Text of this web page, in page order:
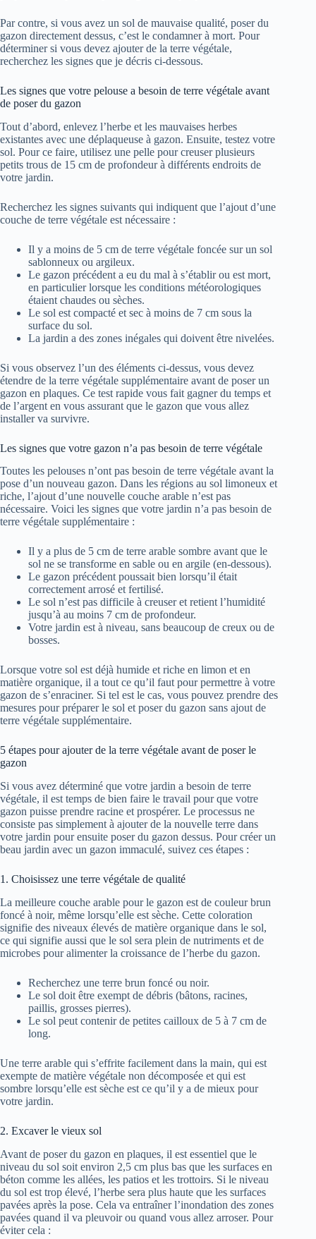
Par contre, si vous avez un sol de mauvaise qualité, poser du
gazon directement dessus, c’est le condamner à mort. Pour
déterminer si vous devez ajouter de la terre végétale,
recherchez les signes que je décris ci-dessous.
Les signes que votre pelouse a besoin de terre végétale avant
de poser du gazon
Tout d’abord, enlevez l’herbe et les mauvaises herbes
existantes avec une déplaqueuse à gazon. Ensuite, testez votre
sol. Pour ce faire, utilisez une pelle pour creuser plusieurs
petits trous de 15 cm de profondeur à différents endroits de
votre jardin.
Recherchez les signes suivants qui indiquent que l’ajout d’une
couche de terre végétale est nécessaire :
Il y a moins de 5 cm de terre végétale foncée sur un sol
sablonneux ou argileux.
Le gazon précédent a eu du mal à s’établir ou est mort,
en particulier lorsque les conditions météorologiques
étaient chaudes ou sèches.
Le sol est compacté et sec à moins de 7 cm sous la
surface du sol.
La jardin a des zones inégales qui doivent être nivelées.
Si vous observez l’un des éléments ci-dessus, vous devez
étendre de la terre végétale supplémentaire avant de poser un
gazon en plaques. Ce test rapide vous fait gagner du temps et
de l’argent en vous assurant que le gazon que vous allez
installer va survivre.
Les signes que votre gazon n’a pas besoin de terre végétale
Toutes les pelouses n’ont pas besoin de terre végétale avant la
pose d’un nouveau gazon. Dans les régions au sol limoneux et
riche, l’ajout d’une nouvelle couche arable n’est pas
nécessaire. Voici les signes que votre jardin n’a pas besoin de
terre végétale supplémentaire :
Il y a plus de 5 cm de terre arable sombre avant que le
sol ne se transforme en sable ou en argile (en-dessous).
Le gazon précédent poussait bien lorsqu’il était
correctement arrosé et fertilisé.
Le sol n’est pas difficile à creuser et retient l’humidité
jusqu’à au moins 7 cm de profondeur.
Votre jardin est à niveau, sans beaucoup de creux ou de
bosses.
Lorsque votre sol est déjà humide et riche en limon et en
matière organique, il a tout ce qu’il faut pour permettre à votre
gazon de s’enraciner. Si tel est le cas, vous pouvez prendre des
mesures pour préparer le sol et poser du gazon sans ajout de
terre végétale supplémentaire.
5 étapes pour ajouter de la terre végétale avant de poser le
gazon
Si vous avez déterminé que votre jardin a besoin de terre
végétale, il est temps de bien faire le travail pour que votre
gazon puisse prendre racine et prospérer. Le processus ne
consiste pas simplement à ajouter de la nouvelle terre dans
votre jardin pour ensuite poser du gazon dessus. Pour créer un
beau jardin avec un gazon immaculé, suivez ces étapes :
1. Choisissez une terre végétale de qualité
La meilleure couche arable pour le gazon est de couleur brun
foncé à noir, même lorsqu’elle est sèche. Cette coloration
signifie des niveaux élevés de matière organique dans le sol,
ce qui signifie aussi que le sol sera plein de nutriments et de
microbes pour alimenter la croissance de l’herbe du gazon.
Recherchez une terre brun foncé ou noir.
Le sol doit être exempt de débris (bâtons, racines,
paillis, grosses pierres).
Le sol peut contenir de petites cailloux de 5 à 7 cm de
long.
Une terre arable qui s’effrite facilement dans la main, qui est
exempte de matière végétale non décomposée et qui est
sombre lorsqu’elle est sèche est ce qu’il y a de mieux pour
votre jardin.
2. Excaver le vieux sol
Avant de poser du gazon en plaques, il est essentiel que le
niveau du sol soit environ 2,5 cm plus bas que les surfaces en
béton comme les allées, les patios et les trottoirs. Si le niveau
du sol est trop élevé, l’herbe sera plus haute que les surfaces
pavées après la pose. Cela va entraîner l’inondation des zones
pavées quand il va pleuvoir ou quand vous allez arroser. Pour
éviter cela :